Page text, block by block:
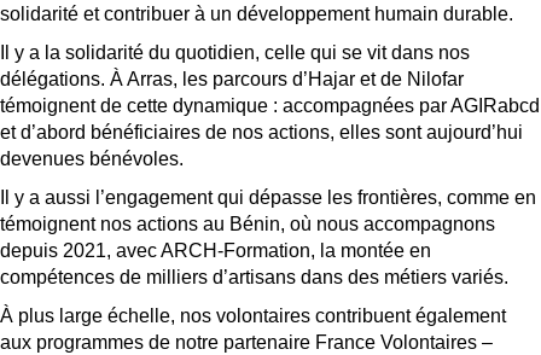
solidarité et contribuer à un développement humain durable.
Il y a la solidarité du quotidien, celle qui se vit dans nos
délégations. À Arras, les parcours d’Hajar et de Nilofar
témoignent de cette dynamique : accompagnées par AGIRabcd
et d’abord bénéficiaires de nos actions, elles sont aujourd’hui
devenues bénévoles.
Il y a aussi l’engagement qui dépasse les frontières, comme en
témoignent nos actions au Bénin, où nous accompagnons
depuis 2021, avec ARCH-Formation, la montée en
compétences de milliers d’artisans dans des métiers variés.
À plus large échelle, nos volontaires contribuent également
aux programmes de notre partenaire France Volontaires –